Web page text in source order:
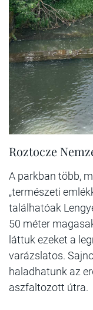
Roztocze
A parkban több,
„természeti
találhatóak
50 méter
láttuk ezeket a
varázslatos.
haladhatunk az
aszfaltozott útra.